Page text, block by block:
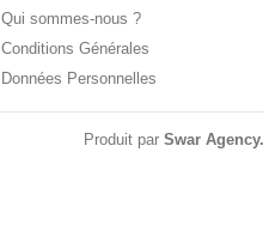
Qui sommes-nous ?
Conditions Générales
Données Personnelles
Produit par Swar Agency.